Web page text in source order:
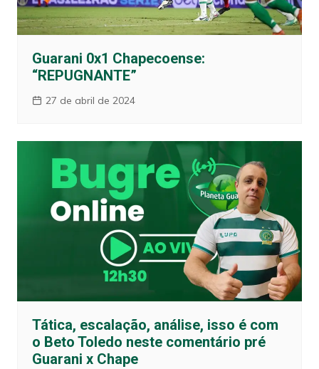
Guarani 0x1 Chapecoense:
“REPUGNANTE”
27 de abril de 2024
Tática, escalação, análise, isso é com
o Beto Toledo neste comentário pré
Guarani x Chape